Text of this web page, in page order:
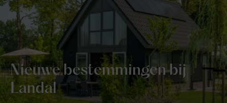
Nieuwe bestemmingen bij
Landal